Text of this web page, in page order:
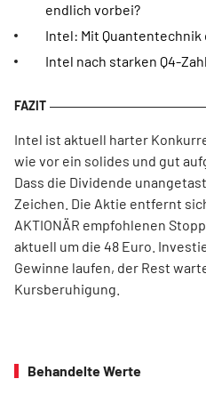
endlich vorbei?
Intel: Mit
Intel nach starken Q4-
Intel ist aktuell harter
wie vor ein solides und gut
Dass die Dividende
Zeichen. Die Aktie entfernt
AKTIONÄR empfohlenen
aktuell um die 48 Euro.
Gewinne laufen, der Rest
Kursberuhigung.
Behandelte Werte